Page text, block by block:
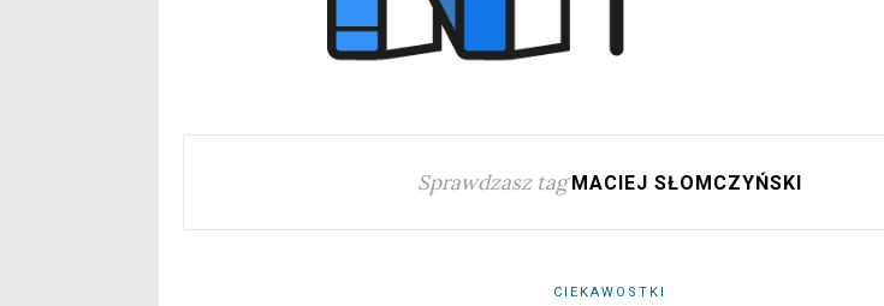
Sprawdzasz tag MACIEJ SŁOMCZYŃSKI
CIEKAWOSTKI